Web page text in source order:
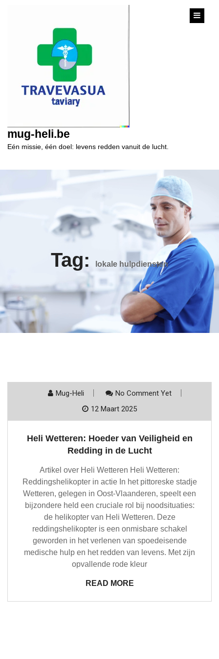
mug-heli.be
Eén missie, één doel: levens redden vanuit de lucht.
Tag: lokale hulpdiensten
Mug-Heli
No Comment Yet
12 Maart 2025
Heli Wetteren: Hoeder van Veiligheid en
Redding in de Lucht
Artikel over Heli Wetteren Heli Wetteren:
Reddingshelikopter in actie In het pittoreske stadje
Wetteren, gelegen in Oost-Vlaanderen, speelt een
bijzondere held een cruciale rol bij noodsituaties:
de helikopter van Heli Wetteren. Deze
reddingshelikopter is een onmisbare schakel
geworden in het verlenen van spoedeisende
medische hulp en het redden van levens. Met zijn
opvallende rode kleur
READ MORE